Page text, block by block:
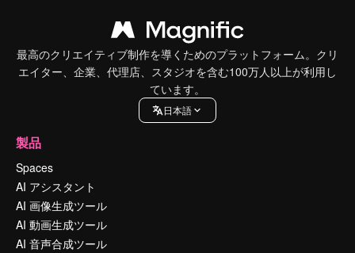
最高のクリエイティブ制作を導くためのプラットフォーム。クリ
エイター、企業、代理店、スタジオを含む100万人以上が利用し
ています。
日本語
製品
Spaces
AI アシスタント
AI 画像生成ツール
AI 動画生成ツール
AI 音声合成ツール